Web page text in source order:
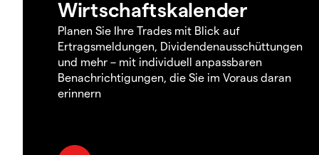
Wirtschaftskalender
Planen Sie Ihre Trades mit Blick auf
Ertragsmeldungen, Dividendenausschüttungen
und mehr – mit individuell anpassbaren
Benachrichtigungen, die Sie im Voraus daran
erinnern